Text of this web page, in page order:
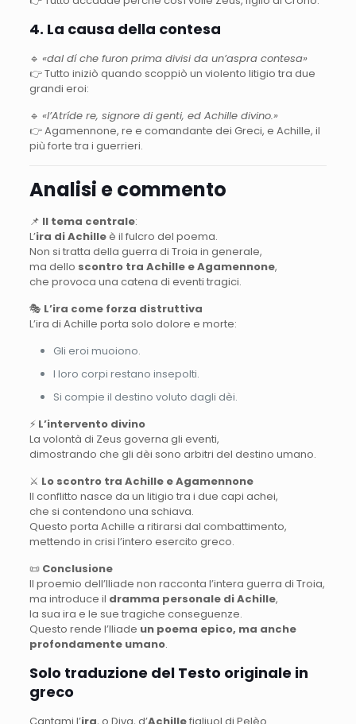
4. La causa della contesa
🔹 «dal dí che furon prima divisi da un’aspra contesa»
👉 Tutto iniziò quando scoppiò un violento litigio tra due
grandi eroi:
🔹 «l’Atríde re, signore di genti, ed Achille divino.»
👉 Agamennone, re e comandante dei Greci, e Achille, il
più forte tra i guerrieri.
Analisi e commento
📌 Il tema centrale:
L’ira di Achilleè il fulcro del poema.
Non si tratta della guerra di Troia in generale,
ma dello scontro tra Achille e Agamennone,
che provoca una catena di eventi tragici.
🎭 L’ira come forza distruttiva
L’ira di Achille porta solo dolore e morte:
Gli eroi muoiono.
I loro corpi restano insepolti.
Si compie il destino voluto dagli dèi.
⚡ L’intervento divino
La volontà di Zeus governa gli eventi,
dimostrando che gli dèi sono arbitri del destino umano.
⚔️ Lo scontro tra Achille e Agamennone
Il conflitto nasce da un litigio tra i due capi achei,
che si contendono una schiava.
Questo porta Achille a ritirarsi dal combattimento,
mettendo in crisi l’intero esercito greco.
📜 Conclusione
Il proemio dell’Iliade non racconta l’intera guerra di Troia,
ma introduce il dramma personale di Achille,
la sua ira e le sue tragiche conseguenze.
Questo rende l’Iliade un poema epico, ma anche
profondamente umano.
Solo traduzione del Testo originale in
greco
Cantami l’ira, o Diva, d’Achillefigliuol di Pelèo